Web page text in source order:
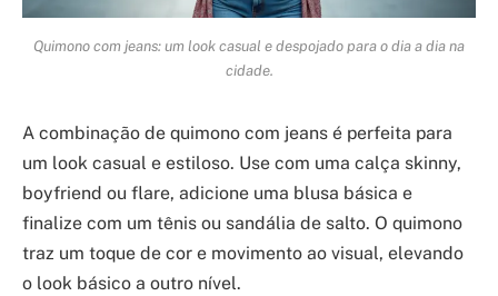
Quimono com jeans: um look casual e despojado para o dia a dia na
cidade.
A combinação de quimono com jeans é perfeita para
um look casual e estiloso. Use com uma calça skinny,
boyfriend ou flare, adicione uma blusa básica e
finalize com um tênis ou sandália de salto. O quimono
traz um toque de cor e movimento ao visual, elevando
o look básico a outro nível.